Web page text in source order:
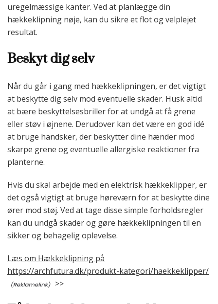
uregelmæssige kanter. Ved at planlægge din
hækkeklipning nøje, kan du sikre et flot og velplejet
resultat.
Beskyt dig selv
Når du går i gang med hækkeklipningen, er det vigtigt
at beskytte dig selv mod eventuelle skader. Husk altid
at bære beskyttelsesbriller for at undgå at få grene
eller støv i øjnene. Derudover kan det være en god idé
at bruge handsker, der beskytter dine hænder mod
skarpe grene og eventuelle allergiske reaktioner fra
planterne.
Hvis du skal arbejde med en elektrisk hækkeklipper, er
det også vigtigt at bruge høreværn for at beskytte dine
ører mod støj. Ved at tage disse simple forholdsregler
kan du undgå skader og gøre hækkeklipningen til en
sikker og behagelig oplevelse.
Læs om Hækkeklipning på
https://archfutura.dk/produkt-kategori/haekkeklipper/
>>